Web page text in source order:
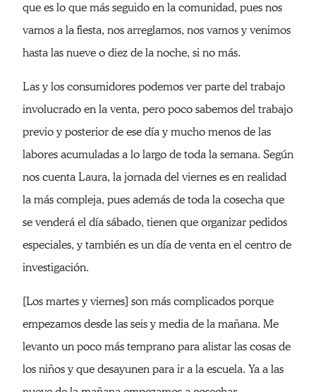
que es lo que más seguido en la comunidad, pues nos
vamos a la fiesta, nos arreglamos, nos vamos y venimos
hasta las nueve o diez de la noche, si no más.
Las y los consumidores podemos ver parte del trabajo
involucrado en la venta, pero poco sabemos del trabajo
previo y posterior de ese día y mucho menos de las
labores acumuladas a lo largo de toda la semana. Según
nos cuenta Laura, la jornada del viernes es en realidad
la más compleja, pues además de toda la cosecha que
se venderá el día sábado, tienen que organizar pedidos
especiales, y también es un día de venta en el centro de
investigación.
[Los martes y viernes] son más complicados porque
empezamos desde las seis y media de la mañana. Me
levanto un poco más temprano para alistar las cosas de
los niños y que desayunen para ir a la escuela. Ya a las